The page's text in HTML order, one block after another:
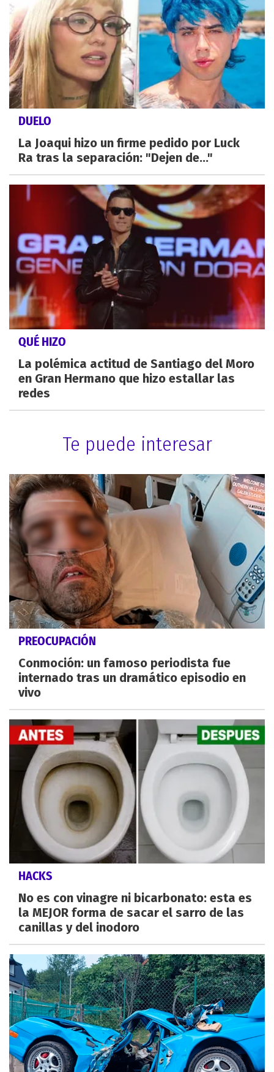
DUELO
La Joaqui hizo un firme pedido por Luck
Ra tras la separación: "Dejen de..."
QUÉ HIZO
La polémica actitud de Santiago del Moro
en Gran Hermano que hizo estallar las
redes
Te puede interesar
PREOCUPACIÓN
Conmoción: un famoso periodista fue
internado tras un dramático episodio en
vivo
HACKS
No es con vinagre ni bicarbonato: esta es
la MEJOR forma de sacar el sarro de las
canillas y del inodoro